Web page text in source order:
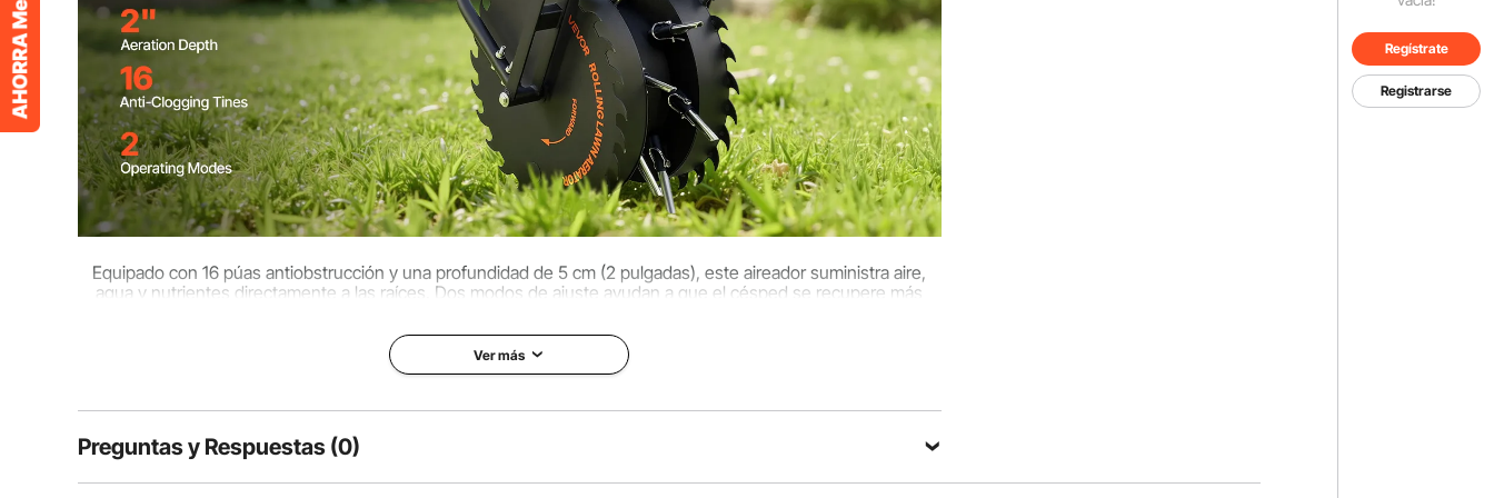
Regístrate
Registrarse
Equipado con 16 púas antiobstrucción y una profundidad de 5 cm (2 pulgadas), este aireador suministra aire,
agua y nutrientes directamente a las raíces. Dos modos de ajuste ayudan a que el césped se recupere más
Ver más
Preguntas y Respuestas (0)